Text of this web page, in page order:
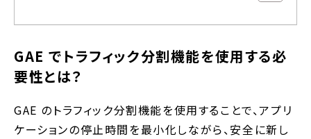
GAE でトラフィック分割機能を使用する必
要性とは？
GAE のトラフィック分割機能を使用することで、アプリ
ケーションの停止時間を最小化しながら、安全に新し